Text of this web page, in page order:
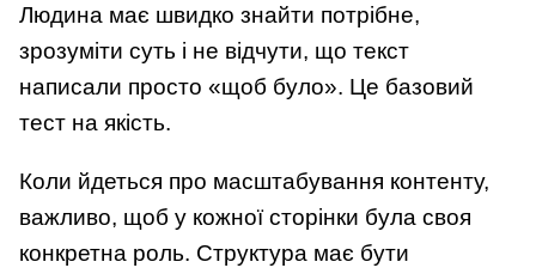
Людина має швидко знайти потрібне,
зрозуміти суть і не відчути, що текст
написали просто «щоб було». Це базовий
тест на якість.
Коли йдеться про масштабування контенту,
важливо, щоб у кожної сторінки була своя
конкретна роль. Структура має бути